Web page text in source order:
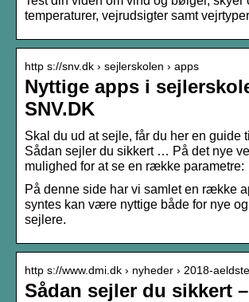
temperaturer, vejrudsigter samt
http s://snv.dk › sejlerskolen › apps
Nyttige apps i
SNV.DK
Skal du ud at sejle, får du her en guide
Sådan sejler du sikkert … På det nye
mulighed for at se en række
På denne side har vi samlet en række
syntes kan være nyttige både for nye
sejlere.
http s://www.dmi.dk › nyheder › 2018-
Sådan sejler du sikkert